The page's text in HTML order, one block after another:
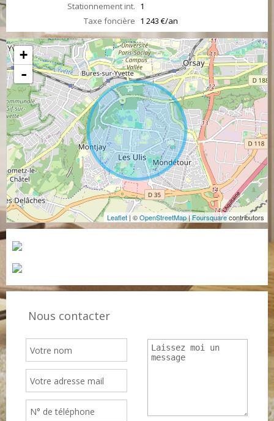
Stationnement int. 1
Taxe foncière 1 243 €/an
+
-
Leaflet | ©OpenStreetMap|Foursquarecontributors
Nous contacter